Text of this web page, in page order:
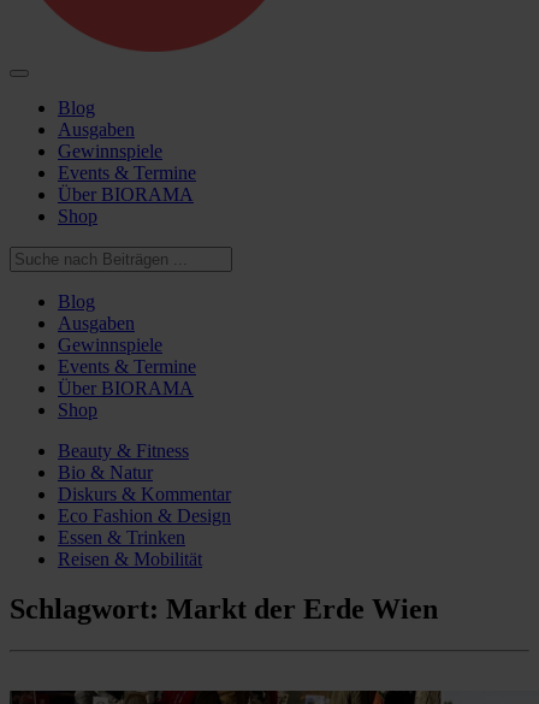
Blog
Ausgaben
Gewinnspiele
Events & Termine
Über BIORAMA
Shop
Blog
Ausgaben
Gewinnspiele
Events & Termine
Über BIORAMA
Shop
Beauty & Fitness
Bio & Natur
Diskurs & Kommentar
Eco Fashion & Design
Essen & Trinken
Reisen & Mobilität
Schlagwort: Markt der Erde Wien